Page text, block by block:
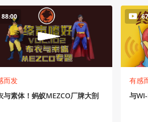
88:00
而发
与素体！蚂蚁MEZCO厂牌大剖
有感
与